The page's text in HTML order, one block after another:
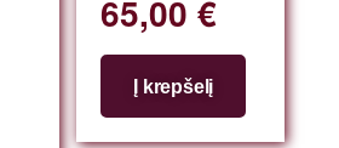
65,00€
Į krepšelį